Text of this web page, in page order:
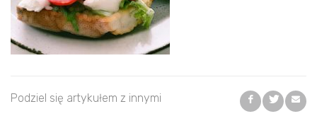
Podziel się artykułem z innymi